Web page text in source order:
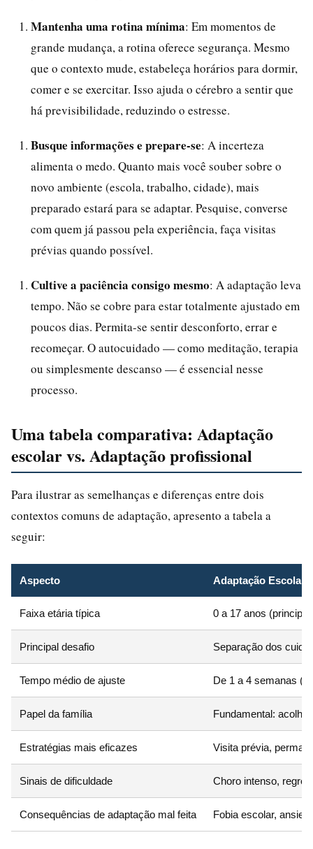
Mantenha uma rotina mínima: Em momentos de
grande mudança, a rotina oferece segurança. Mesmo
que o contexto mude, estabeleça horários para dormir,
comer e se exercitar. Isso ajuda o cérebro a sentir que
há previsibilidade, reduzindo o estresse.
Busque informações e prepare-se: A incerteza
alimenta o medo. Quanto mais você souber sobre o
novo ambiente (escola, trabalho, cidade), mais
preparado estará para se adaptar. Pesquise, converse
com quem já passou pela experiência, faça visitas
prévias quando possível.
Cultive a paciência consigo mesmo: A adaptação leva
tempo. Não se cobre para estar totalmente ajustado em
poucos dias. Permita-se sentir desconforto, errar e
recomeçar. O autocuidado — como meditação, terapia
ou simplesmente descanso — é essencial nesse
processo.
Uma tabela comparativa: Adaptação
escolar vs. Adaptação profissional
Para ilustrar as semelhanças e diferenças entre dois
contextos comuns de adaptação, apresento a tabela a
seguir:
Aspecto Adaptação Escolar
Faixa etária típica 0 a 17 anos
Principal desafio Separação dos
Tempo médio de ajuste De 1 a 4 semanas
Papel da família Fundamental:
Estratégias mais eficazes Visita prévia,
Sinais de dificuldade Choro intenso,
Consequências de adaptação mal feita Fobia escolar,